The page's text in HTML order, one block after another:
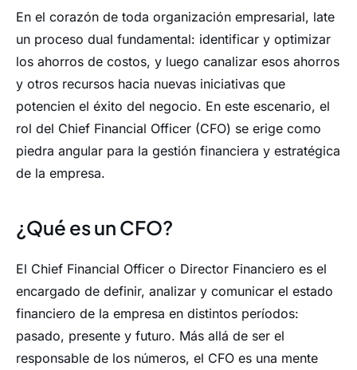
En el corazón de toda organización empresarial, late
un proceso dual fundamental: identificar y optimizar
los ahorros de costos, y luego canalizar esos ahorros
y otros recursos hacia nuevas iniciativas que
potencien el éxito del negocio. En este escenario, el
rol del Chief Financial Officer (CFO) se erige como
piedra angular para la gestión financiera y estratégica
de la empresa.
¿Qué es un CFO?
El Chief Financial Officer o Director Financiero es el
encargado de definir, analizar y comunicar el estado
financiero de la empresa en distintos períodos:
pasado, presente y futuro. Más allá de ser el
responsable de los números, el CFO es una mente